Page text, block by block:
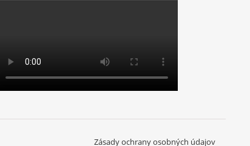
Zásady ochrany osobných údajov